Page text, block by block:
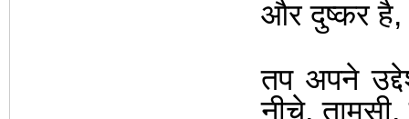
और दुष्कर है,
तप अपने
नीचे,तामसी,